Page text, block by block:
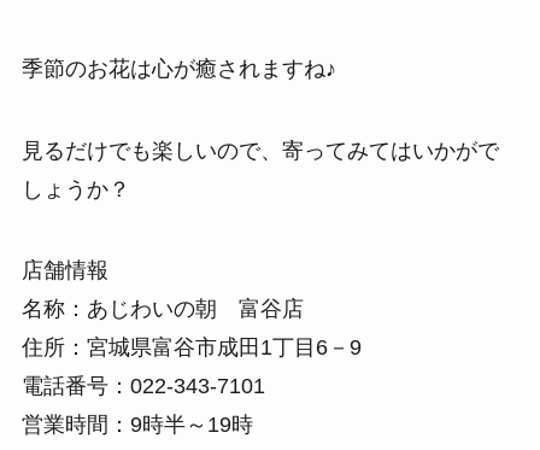
季節のお花は心が癒されますね♪
見るだけでも楽しいので、寄ってみてはいかがで
しょうか？
店舗情報
名称：あじわいの朝 富谷店
住所：宮城県富谷市成田1丁目6－9
電話番号：022-343-7101
営業時間：9時半～19時